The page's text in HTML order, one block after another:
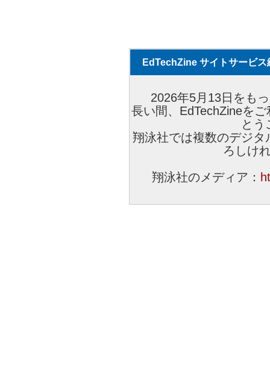
EdTechZine サイトサービス
2026年5月13日をも
長い間、EdTechZineを
とう
翔泳社では複数のデジ
ろしけ
翔泳社のメディア：